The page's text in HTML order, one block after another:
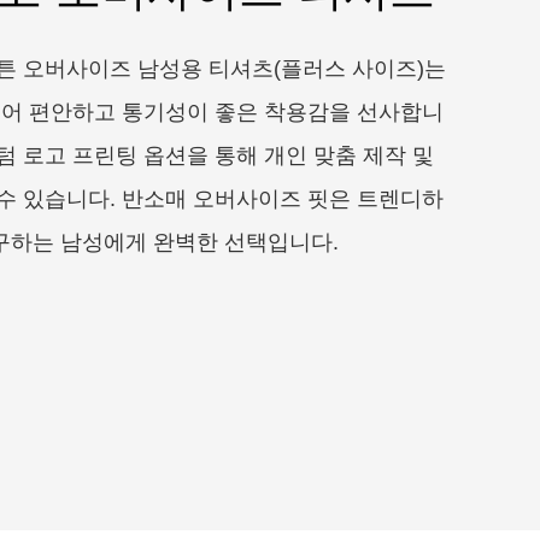
오버사이즈 남성용 티셔츠(플러스 사이즈)는
편안하고 통기성이 좋은 착용감을 선사합니
로고 프린팅 옵션을 통해 개인 맞춤 제작 및
있습니다. 반소매 오버사이즈 핏은 트렌디하
하는 남성에게 완벽한 선택입니다.